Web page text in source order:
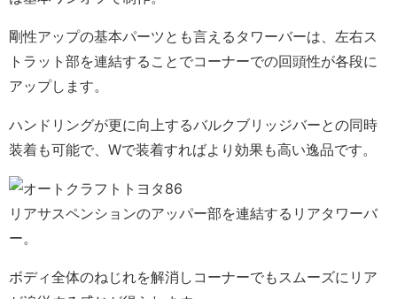
剛性アップの基本パーツとも言えるタワーバーは、左右ス
トラット部を連結することでコーナーでの回頭性が各段に
アップします。
ハンドリングが更に向上するバルクブリッジバーとの同時
装着も可能で、Wで装着すればより効果も高い逸品です。
リアサスペンションのアッパー部を連結するリアタワーバ
ー。
ボディ全体のねじれを解消しコーナーでもスムーズにリア